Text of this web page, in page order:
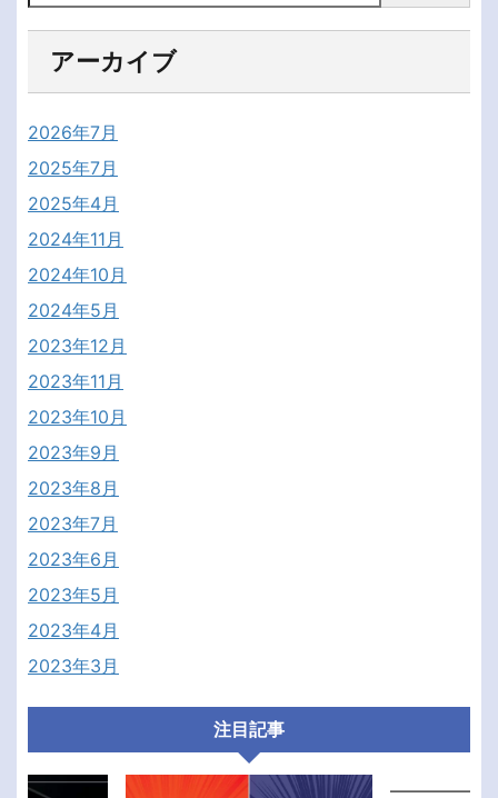
アーカイブ
2026年7月
2025年7月
2025年4月
2024年11月
2024年10月
2024年5月
2023年12月
2023年11月
2023年10月
2023年9月
2023年8月
2023年7月
2023年6月
2023年5月
2023年4月
2023年3月
注目記事